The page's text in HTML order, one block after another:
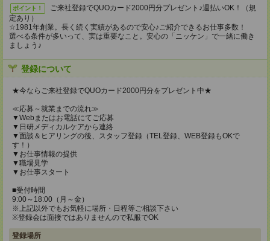
ポイント！
ご来社登録でQUOカード2000円分プレゼント♪週払いOK！（規
定あり）
☆1981年創業。長く続く実績があるので安心♪ご紹介できるお仕事多数！
選べる条件が多いって、実は重要なこと。安心の「ニッケン」で一緒に働き
ましょう♪
登録について
★今ならご来社登録でQUOカード2000円分をプレゼント中★
≪応募～就業までの流れ≫
▼Webまたはお電話にてご応募
▼日研メディカルケアから連絡
▼面談＆ヒアリングの後、スタッフ登録（TEL登録、WEB登録もOKで
す！）
▼お仕事情報の提供
▼職場見学
▼お仕事スタート
■受付時間
9:00～18:00（月～金）
※上記以外でもお気軽に場所・日程等ご相談下さい
※登録会は面接ではありませんので私服でOK
登録場所